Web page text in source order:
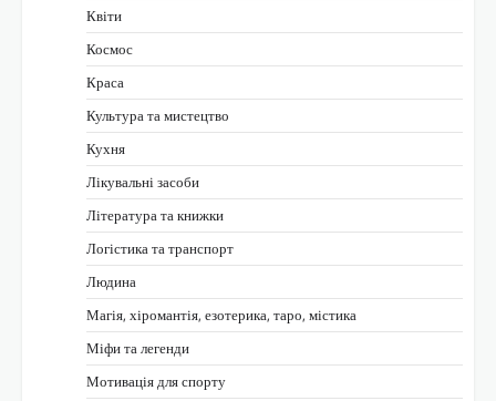
Квіти
Космос
Краса
Культура та мистецтво
Кухня
Лікувальні засоби
Література та книжки
Логістика та транспорт
Людина
Магія, хіромантія, езотерика, таро, містика
Міфи та легенди
Мотивація для спорту